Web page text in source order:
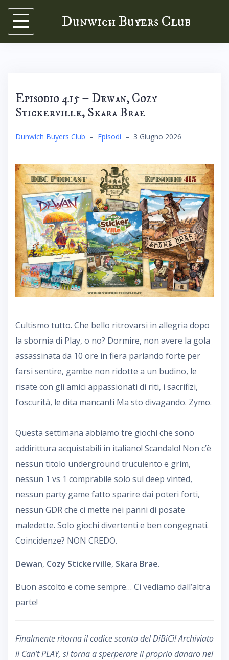
Skip
content
Dunwich Buyers Club
Episodio 415 – Dewan, Cozy
Stickerville, Skara Brae
Dunwich Buyers Club – Episodi – 3 Giugno 2026
Cultismo tutto. Che bello ritrovarsi in allegria dopo
la sbornia di Play, o no? Dormire, non avere la gola
assassinata da 10 ore in fiera parlando forte per
farsi sentire, gambe non ridotte a un budino, le
risate con gli amici appassionati di riti, i sacrifizi,
l’oscurità, le dita mancanti Ma sto divagando. Zymo.
Questa settimana abbiamo tre giochi che sono
addirittura acquistabili in italiano! Scandalo! Non c’è
nessun titolo underground truculento e grim,
nessun 1 vs 1 comprabile solo sul deep vinted,
nessun party game fatto sparire dai poteri forti,
nessun GDR che ci mette nei panni di posate
maledette. Solo giochi divertenti e ben congegnati.
Coincidenze? NON CREDO.
Dewan, Cozy Stickerville, Skara Brae.
Buon ascolto e come sempre… Ci vediamo dall’altra
parte!
Finalmente ritorna il codice sconto del DiBiCì! Archiviato
il Can’t PLAY, si torna a sperperare il proprio danaro nei